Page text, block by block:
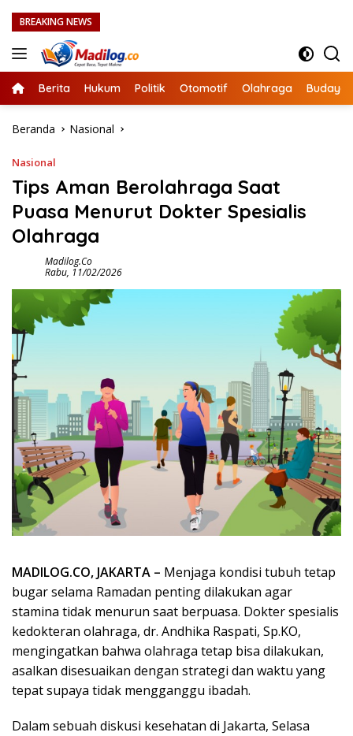
BREAKING NEWS
Berita Hukum Politik Otomotif Olahraga Budaya
Beranda Nasional
Nasional
Tips Aman Berolahraga Saat
Puasa Menurut Dokter Spesialis
Olahraga
Madilog.co
Rabu, 11/02/2026
MADILOG.CO, JAKARTA – Menjaga kondisi tubuh tetap
bugar selama Ramadan penting dilakukan agar
stamina tidak menurun saat berpuasa. Dokter spesialis
kedokteran olahraga, dr. Andhika Raspati, Sp.KO,
mengingatkan bahwa olahraga tetap bisa dilakukan,
asalkan disesuaikan dengan strategi dan waktu yang
tepat supaya tidak mengganggu ibadah.
Dalam sebuah diskusi kesehatan di Jakarta, Selasa